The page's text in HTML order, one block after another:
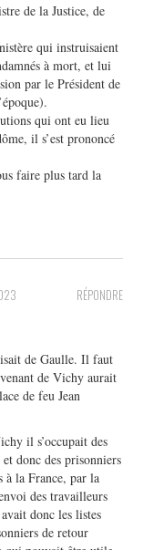
de la Justice, de
qui instruisaient
à mort, et lui
par le Président de
qui ont eu lieu
il s’est prononcé
faire plus tard la
RÉPONDRE
de Gaulle. Il faut
de Vichy aurait
de feu Jean
il s’occupait des
donc des prisonniers
à la France, par la
des travailleurs
donc les listes
de retour